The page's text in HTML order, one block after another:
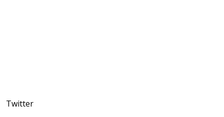
Twitter